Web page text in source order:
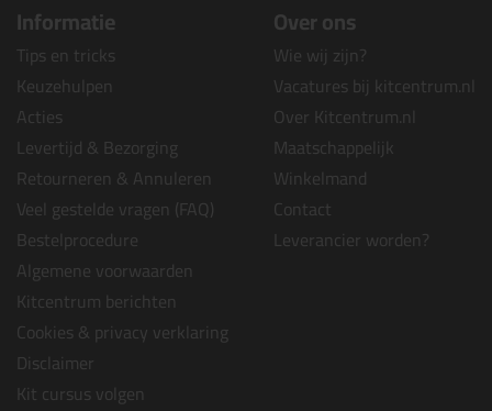
Informatie
Tips en tricks
Keuzehulpen
Acties
Levertijd & Bezorging
Retourneren & Annuleren
Veel gestelde vragen (FAQ)
Bestelprocedure
Algemene voorwaarden
Kitcentrum berichten
Cookies & privacy verklaring
Disclaimer
Kit cursus volgen
Over ons
Wie wij zijn?
Vacatures bij kitcentrum.nl
Over Kitcentrum.nl
Maatschappelijk
Winkelmand
Contact
Leverancier worden?